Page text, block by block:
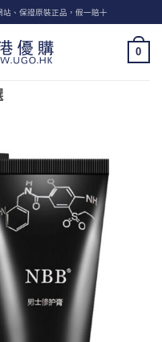
、保證原裝正品，假一賠十
0